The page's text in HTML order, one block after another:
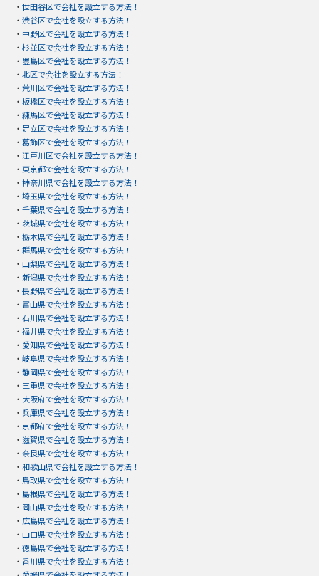
・ 世田谷区で会社を設立する方法！
・ 渋谷区で会社を設立する方法！
・ 中野区で会社を設立する方法！
・ 杉並区で会社を設立する方法！
・ 豊島区で会社を設立する方法！
・ 北区で会社を設立する方法！
・ 荒川区で会社を設立する方法！
・ 板橋区で会社を設立する方法！
・ 練馬区で会社を設立する方法！
・ 足立区で会社を設立する方法！
・ 葛飾区で会社を設立する方法！
・ 江戸川区で会社を設立する方法！
・ 東京都で会社を設立する方法！
・ 神奈川県で会社を設立する方法！
・ 埼玉県で会社を設立する方法！
・ 千葉県で会社を設立する方法！
・ 茨城県で会社を設立する方法！
・ 栃木県で会社を設立する方法！
・ 群馬県で会社を設立する方法！
・ 山梨県で会社を設立する方法！
・ 新潟県で会社を設立する方法！
・ 長野県で会社を設立する方法！
・ 富山県で会社を設立する方法！
・ 石川県で会社を設立する方法！
・ 福井県で会社を設立する方法！
・ 愛知県で会社を設立する方法！
・ 岐阜県で会社を設立する方法！
・ 静岡県で会社を設立する方法！
・ 三重県で会社を設立する方法！
・ 大阪府で会社を設立する方法！
・ 兵庫県で会社を設立する方法！
・ 京都府で会社を設立する方法！
・ 滋賀県で会社を設立する方法！
・ 奈良県で会社を設立する方法！
・ 和歌山県で会社を設立する方法！
・ 鳥取県で会社を設立する方法！
・ 島根県で会社を設立する方法！
・ 岡山県で会社を設立する方法！
・ 広島県で会社を設立する方法！
・ 山口県で会社を設立する方法！
・ 徳島県で会社を設立する方法！
・ 香川県で会社を設立する方法！